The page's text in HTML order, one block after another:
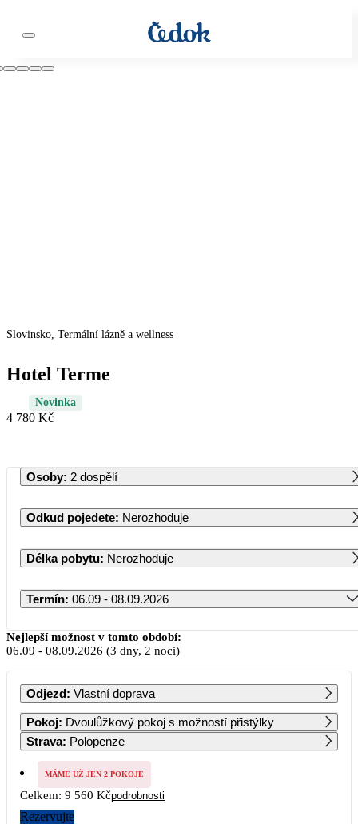
Slovinsko, Termální lázně a wellness
Hotel Terme
Novinka
4 780 Kč
Osoby: 2 dospělí
Odkud pojedete: Nerozhoduje
Délka pobytu: Nerozhoduje
Termín: 06.09 - 08.09.2026
Září 2026
PO ÚT ST ČT PÁ SO NE
1
5 640
2
5 640
3
5 640
4
5 640
5
5 210
6
7
4 780
8 9 10 11 12 13
14
4 780
15 16
Nejlepší možnost v tomto období:
06.09 - 08.09.2026 (3 dny, 2 noci)
Odjezd: Vlastní doprava
Pokoj: Dvoulůžkový pokoj s možností přistýlky
Strava: Polopenze
MÁME UŽ JEN 2 POKOJE
Celkem: 9 560 Kčpodrobnosti
Rezervujte